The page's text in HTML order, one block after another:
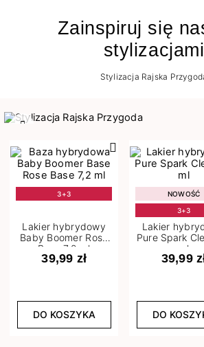
Zainspiruj się
stylizacjami
Stylizacja Rajska
3+3
Lakier hybrydowy
Baby Boomer Rose
Base 7,2 ml
39,99 zł
DO KOSZYKA
NOWOŚĆ
3+3
Lakier
Pure Spark
ml
39,99
DO